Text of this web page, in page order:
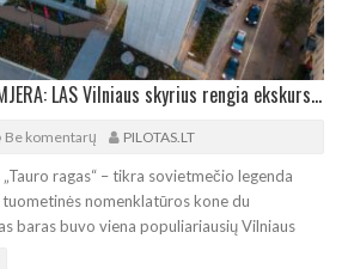
ARCHITEKTŪRINĖ PREMJERA: LAS Vilniaus skyrius rengia ekskursiją po „Jasinskio 2“ kompleksą
Be komentarų PILOTAS.LT
ragas“ – tikra sovietmečio legenda
nomenklatūros kone du
baras buvo viena populiariausių Vilniaus